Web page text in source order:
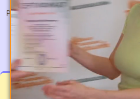
Реквизиты ООО ШМП
2026 © ИП Панфилов А.В.. Все права
Мы используем файлы cookies для
работы сайта. Оставаясь на нашем